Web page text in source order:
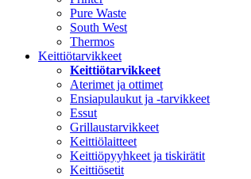
Pure Waste
South West
Thermos
Keittiötarvikkeet
Keittiötarvikkeet
Aterimet ja ottimet
Ensiapulaukut ja -tarvikkeet
Essut
Grillaustarvikkeet
Keittiölaitteet
Keittiöpyyhkeet ja tiskirätit
Keittiösetit